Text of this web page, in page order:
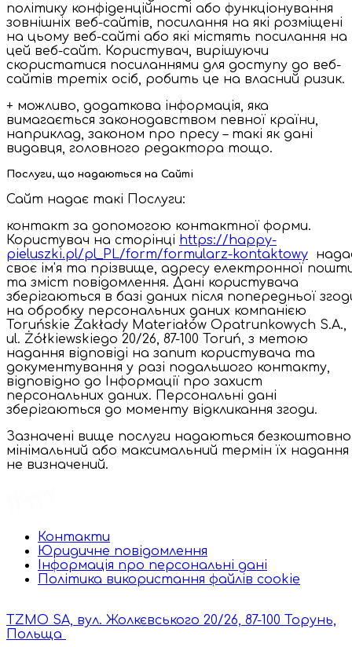
політику конфіденційності або функціонування
зовнішніх веб-сайтів, посилання на які розміщені
на цьому веб-сайті або які містять посилання на
цей веб-сайт. Користувач, вирішуючи
скористатися посиланнями для доступу до веб-
сайтів третіх осіб, робить це на власний ризик.
+ можливо, додаткова інформація, яка
вимагається законодавством певної країни,
наприклад, законом про пресу – такі як дані
видавця, головного редактора тощо.
Послуги, що надаються на Сайті
Сайт надає такі Послуги:
контакт за допомогою контактної форми.
Користувач на сторінці https://happy-
pieluszki.pl/pl_PL/form/formularz-kontaktowy
своє ім'я та прізвище, адресу електронної
та зміст повідомлення. Дані користувача
зберігаються в базі даних після попередньої
на обробку персональних даних компанією
Toruńskie Zakłady Materiałów Opatrunkowych S.A.,
ul. Żółkiewskiego 20/26, 87-100 Toruń, з метою
надання відповіді на запит користувача та
документування у разі подальшого контакту,
відповідно до Інформації про захист
персональних даних. Персональні дані
зберігаються до моменту відкликання згоди.
Зазначені вище послуги надаються
мінімальний або максимальний термін їх надання
не визначений.
Контакти
Юридичне повідомлення
Інформація про персональні дані
Політика використання файлів cookie
TZMO SA, вул. Жолкєвського 20/26, 87-100 Торунь,
Польща